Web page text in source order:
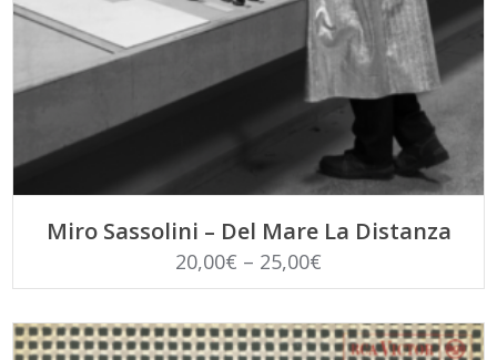
Miro Sassolini – Del Mare La Distanza
20,00€ – 25,00€